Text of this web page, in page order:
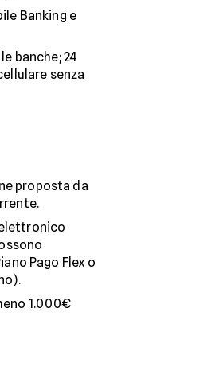
Banking e
banche; 24
senza
proposta da
Pago Flex o
1.000€